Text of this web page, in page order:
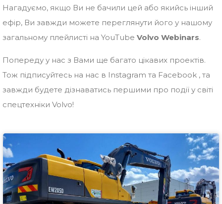
Нагадуємо, якщо Ви не бачили цей або якийсь інший
ефір, Ви завжди можете переглянути його у нашому
загальному плейлисті на YouTube Volvo Webinars.
Попереду у нас з Вами ще багато цікавих проектів.
Тож підписуйтесь на нас в Instagram та Facebook , та
завжди будете дізнаватись першими про події у світі
спецтехніки Volvo!